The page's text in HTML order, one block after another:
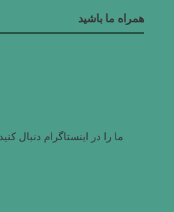
همراه ما باشید
ما را در اینستاگرام دنبال کنید